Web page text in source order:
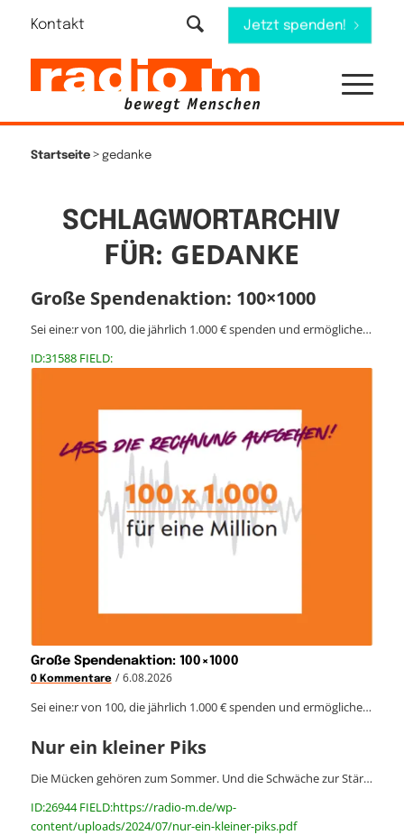
Kontakt Jetzt spenden!
Startseite> gedanke
SCHLAGWORTARCHIV
FÜR: GEDANKE
Große Spendenaktion: 100×1000
Sei eine:r von 100, die jährlich 1.000 € spenden und ermögliche…
ID:31588 FIELD:
Große Spendenaktion: 100×1000
0 Kommentare / 6.08.2026
Sei eine:r von 100, die jährlich 1.000 € spenden und ermögliche…
Nur ein kleiner Piks
Die Mücken gehören zum Sommer. Und die Schwäche zur Stär…
ID:26944 FIELD:https://radio-m.de/wp-
content/uploads/2024/07/nur-ein-kleiner-piks.pdf